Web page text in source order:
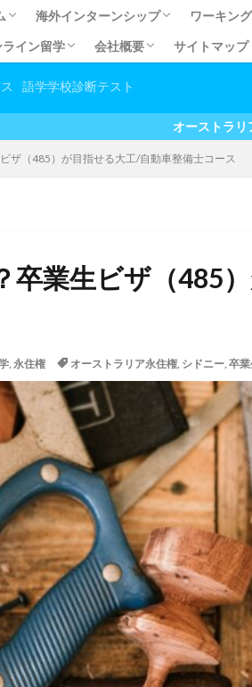
海外インターンシップ
オーストラリア有給インターンシップ
オーストラリア有給インターンシッ
有給インターンシップQ&A
カナダ有給インターンシップ
オーストラリア無給インターンシップ
オーストラリア無給インターンシッ
無給インターンシップＱ＆Ａ
ワーキン
ワーキ
留学費
ワーホ
英語力
あなた
【コラ
【準備
【準備
！で暮らす
が目指せる道
する利点
るよくある質問
ライン留学
ト抑えて英語力アップ！オンライン留学
かり英語力アップ！セレクティブ英会話
でお手軽英語学習♪オンライン英会話
会社概要
会社概要
アクセス
マイステージ スタッフプ
プライバシーポリシー
サイトマップ
語学学校診断テスト
オーストラリア拠点の留学エー
ザ（485）が目指せる大工/自動車整備士コース
卒業生ビザ（485
, 永住権 オーストラリア永住権, シドニー, 卒